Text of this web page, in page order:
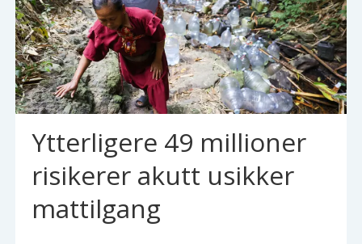
Ytterligere 49 millioner
risikerer akutt usikker
mattilgang